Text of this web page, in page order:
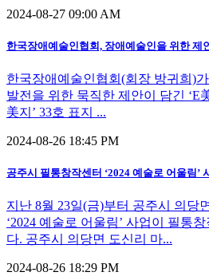
2024-08-27 09:00 AM
한국장애예술인협회, 장애예술인을 위한 제
한국장애예술인협회(회장 방귀희)
발전을 위한 묵직한 제안이 담긴 ‘E
美지’ 33호 표지 ...
2024-08-26 18:45 PM
공주시 필통창작센터 ‘2024 예술로 어울림’
지난 8월 23일(금)부터 공주시 의당
‘2024 예술로 어울림’ 사업이 필통
다. 공주시 의당면 도신리 마...
2024-08-26 18:29 PM